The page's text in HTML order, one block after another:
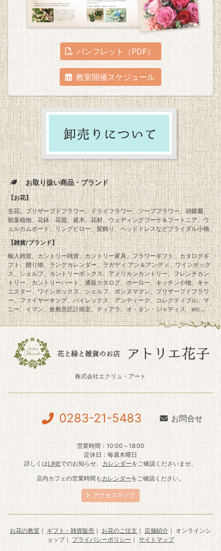
パンフレット（PDF）
教室開催スケジュール
お取り扱い商品・ブランド
【お花】
生花、プリザーブドフラワー、ドライフラワー、ソープフラワー、胡蝶蘭、
観葉植物、花鉢、花苗、庭木、花材、ウェディングブーケ＆ブートニア、ウ
ェルカムボード、リングピロー、髪飾り、ヘッドドレスなどブライダル小物
【雑貨/ブランド】
輸入雑貨、カントリー雑貨、カントリー家具、フラワーギフト、カタログギ
フト、贈り物、ラングカレンダー、ラガディ アン＆アンディ、ワインボック
ス、シェルフ、カントリーボックス、アメリカンカントリー、フレンチカン
トリー、カントリーハート、通販カタログ、ホーロー、キッチン小物、キャ
ニスター、ワインボックス、シェルフ、ボンヌママン、プリザーブドフラワ
ー、ファイヤーキング、パイレックス、アンティーク、コレクティブル、マ
ニー、イマン、倉敷意匠計画室、ティアラ、オ・タン・ジャディス etc...
株式会社エクリュ・アート
0283-21-5483 お問合せ
営業時間：10:00～18:00
定休日：毎週木曜日
詳しくはLINEでのお知らせ、 カレンダーをご確認くださいませ。
店内カフェの営業時間も カレンダーをご確認ください。
アクセスマップ
お花の教室 ｜ ギフト・雑貨販売｜お花のご注文 ｜ 店舗紹介｜ オンラインシ
ョップ｜プライバシーポリシー ｜サイトマップ